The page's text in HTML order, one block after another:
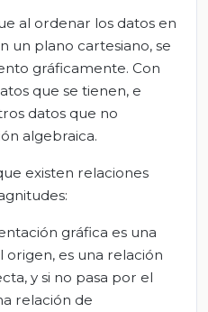
al ordenar los datos en
un plano cartesiano, se
gráficamente. Con
que se tienen, e
datos que no
algebraica.
existen relaciones
gráfica es una
origen, es una relación
y si no pasa por el
relación de